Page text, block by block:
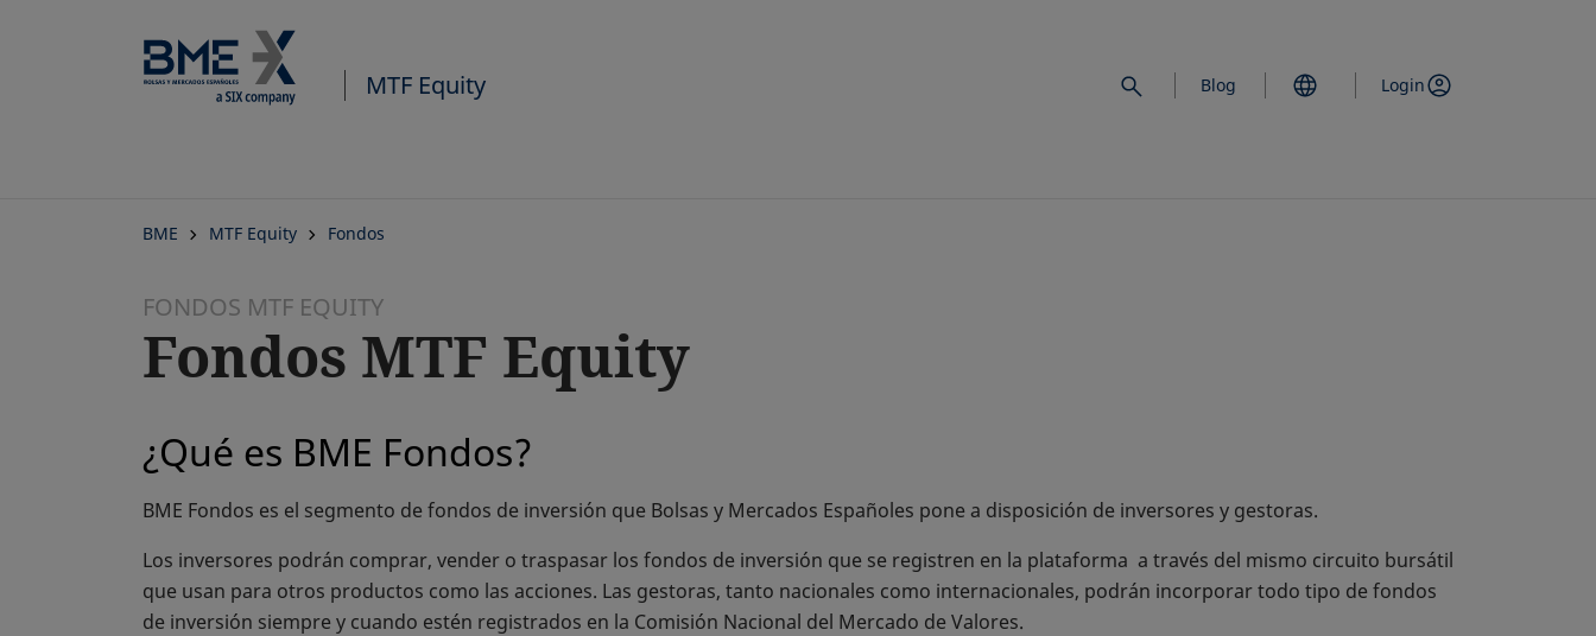
MTF Equity Blog Login
BME MTF Equity Fondos
FONDOS MTF EQUITY
Fondos MTF Equity
¿Qué es BME Fondos?
BME Fondos es el segmento de fondos de inversión que Bolsas y Mercados Españoles pone a disposición de inversores y gestoras.
Los inversores podrán comprar, vender o traspasar los fondos de inversión que se registren en la plataforma a través del mismo circuito bursátil
que usan para otros productos como las acciones. Las gestoras, tanto nacionales como internacionales, podrán incorporar todo tipo de fondos
de inversión siempre y cuando estén registrados en la Comisión Nacional del Mercado de Valores.